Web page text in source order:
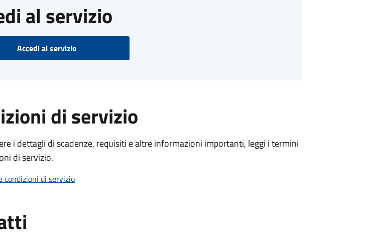
al servizio
Accedi al servizio
di servizio
i dettagli di scadenze, requisiti e altre informazioni importanti, leggi i termini
di servizio.
condizioni di servizio